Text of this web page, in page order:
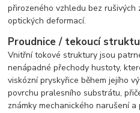
přirozeného vzhledu bez
optických deformací.
Proudnice / tekoucí
Vnitřní tokové struktury jsou
nenápadné přechody hustoty,
viskózní pryskyřice během jejího
povrchu pralesního substrátu,
známky mechanického narušení